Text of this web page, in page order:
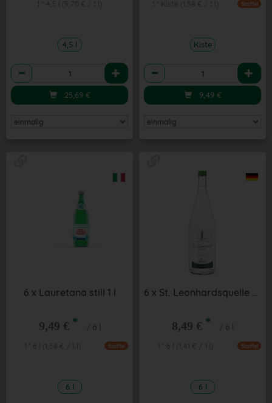
4,5 l
Anzahl
25,69 €
Staffel
Kiste
Anzahl
9,49 €
6 x Lauretana still 1 l
9,49 € * / 6 l
Staffel
6 l
6 x St. Leonhardsquelle medium 1 l
8,49 € * / 6 l
Staffel
6 l